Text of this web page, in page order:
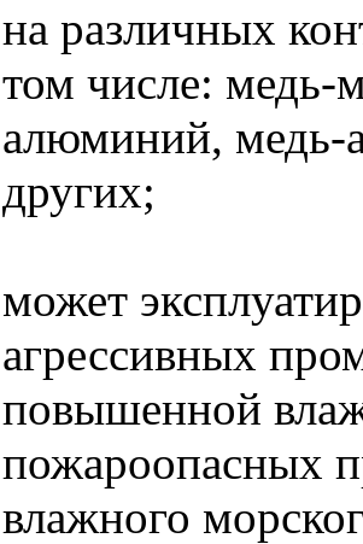
на различных
том числе:
алюминий, медь-
других;
может
агрессивных
повышенной
пожароопасных
влажного